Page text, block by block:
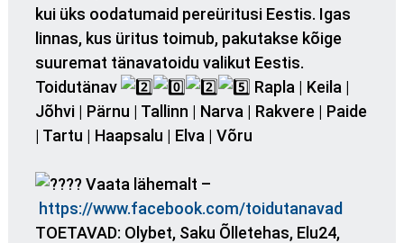
kui üks oodatumaid pereüritusi Eestis. Igas
linnas, kus üritus toimub, pakutakse kõige
suuremat tänavatoidu valikut Eestis.
Toidutänav
Rapla | Keila |
Jõhvi | Pärnu | Tallinn | Narva | Rakvere | Paide
| Tartu | Haapsalu | Elva | Võru
Vaata lähemalt –
https://www.facebook.com/toidutanavad
TOETAVAD: Olybet, Saku Õlletehas, Elu24,